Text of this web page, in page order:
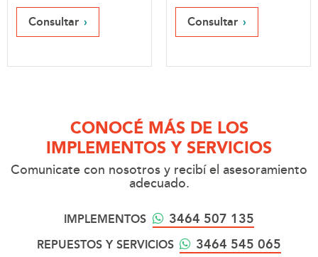
Consultar Consultar
CONOCÉ MÁS DE LOS
IMPLEMENTOS Y SERVICIOS
Comunicate con nosotros y recibí el asesoramiento
adecuado.
IMPLEMENTOS 3464 507 135
REPUESTOS Y SERVICIOS 3464 545 065